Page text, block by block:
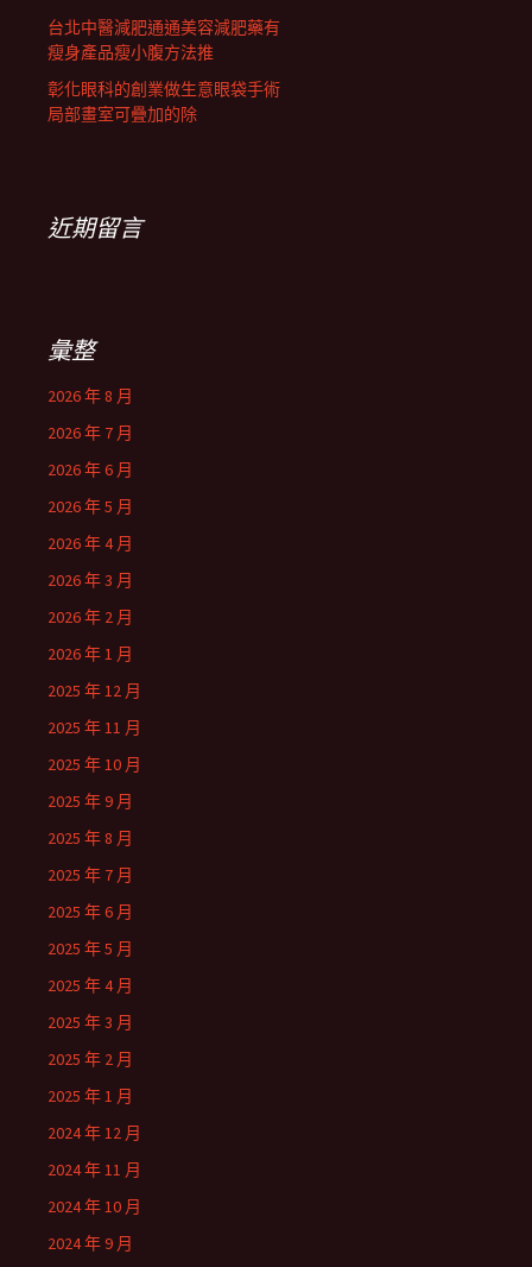
台北中醫減肥通通美容減肥藥有
瘦身產品瘦小腹方法推
彰化眼科的創業做生意眼袋手術
局部畫室可疊加的除
近期留言
彙整
2026 年 8 月
2026 年 7 月
2026 年 6 月
2026 年 5 月
2026 年 4 月
2026 年 3 月
2026 年 2 月
2026 年 1 月
2025 年 12 月
2025 年 11 月
2025 年 10 月
2025 年 9 月
2025 年 8 月
2025 年 7 月
2025 年 6 月
2025 年 5 月
2025 年 4 月
2025 年 3 月
2025 年 2 月
2025 年 1 月
2024 年 12 月
2024 年 11 月
2024 年 10 月
2024 年 9 月